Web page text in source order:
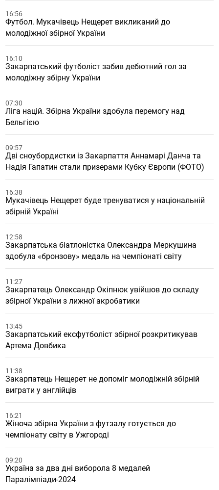
16:56
Футбол. Мукачівець Нещерет викликаний до
молодіжної збірної України
16:10
Закарпатський футболіст забив дебютний гол за
молодіжну збірну України
07:30
Ліга націй. Збірна України здобула перемогу над
Бельгією
09:57
Дві сноубордистки із Закарпаття Аннамарі Данча та
Надія Гапатин стали призерами Кубку Європи (ФОТО)
16:38
Мукачівець Нещерет буде тренуватися у національній
збірній Україні
12:58
Закарпатська біатлоністка Олександра Меркушина
здобула «бронзову» медаль на чемпіонаті світу
11:27
Закарпатець Олександр Окіпнюк увійшов до складу
збірної України з лижної акробатики
13:45
Закарпатський ексфутболіст збірної розкритикував
Артема Довбика
11:38
Закарпатець Нещерет не допоміг молодіжній збірній
виграти у англійців
16:21
Жіноча збірна України з футзалу готується до
чемпіонату світу в Ужгороді
09:20
Україна за два дні виборола 8 медалей
Паралімпіади-2024